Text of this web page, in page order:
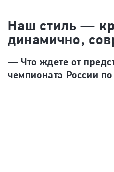
Наш стиль —
динамично,
— Что ждете от
чемпионата России